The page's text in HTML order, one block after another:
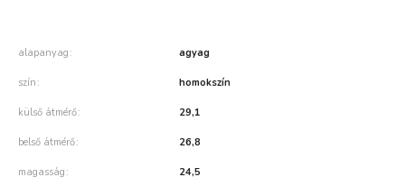
alapanyag agyag
szín homokszín
külső átmérő 29,1
belső átmérő 26,8
magasság 24,5